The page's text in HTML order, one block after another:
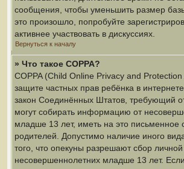
сообщения, чтобы уменьшить размер
это произошло, попробуйте
активнее участвовать в дискуссиях.
Вернуться к началу
» Что такое COPPA?
COPPA (Child Online Privacy and
защите частных прав ребёнка в
закон Соединённых Штатов, требующий
могут собирать информацию от
младше 13 лет, иметь на это письменное
родителей. Допустимо наличие иного
того, что опекуны разрешают сбор
несовершеннолетних младше 13 лет.